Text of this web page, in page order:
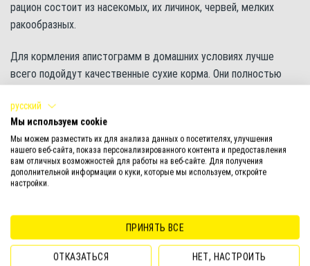
рацион состоит из насекомых, их личинок, червей, мелких
ракообразных.
Для кормления апистограмм в домашних условиях лучше
всего подойдут качественные сухие корма. Они полностью
Окрас у апистограммы панды очень яркий и пёстрый, в нем
преобладают желтые оттенки. Чтобы сделать цвет рыб еще
привлекательнее понадобятся корма с высоким содержанием
натуральных каротиноидов, такие как TetraPRO Colour Multi-
Crisps или Tetra Rubin. Результат вы отметите уже через
Если апистограммы содержатся в общем аквариуме с более
активными видами, то иногда рыбкам может не хватать
русский
Мы используем cookie
Мы можем разместить их для анализа данных о посетителях, улучшения
нашего веб-сайта, показа персонализированного контента и предоставления
вам отличных возможностей для работы на веб-сайте. Для получения
дополнительной информации о куки, которые мы используем, откройте
настройки.
ПРИНЯТЬ ВСЕ
ОТКАЗАТЬСЯ НЕТ, НАСТРОИТЬ